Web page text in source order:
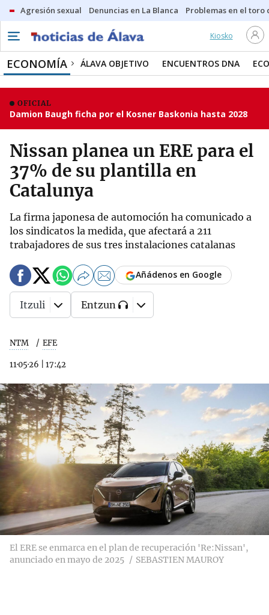
Agresión sexual Denuncias en La Blanca Problemas en el toro
Kiosko
ECONOMÍA ÁLAVA OBJETIVO ENCUENTROS DNA
OFICIAL
Damion Baugh ficha por el Kosner Baskonia hasta 2028
Nissan planea un ERE para el
37% de su plantilla en
Catalunya
La firma japonesa de automoción ha comunicado a
los sindicatos la medida, que afectará a 211
trabajadores de sus tres instalaciones catalanas
NTM EFE
11·05·26 17:42
Añádenos en Google
Itzuli Entzun
El ERE se enmarca en el plan de recuperación 'Re:Nissan',
anunciado en mayo de 2025
SEBASTIEN MAUROY